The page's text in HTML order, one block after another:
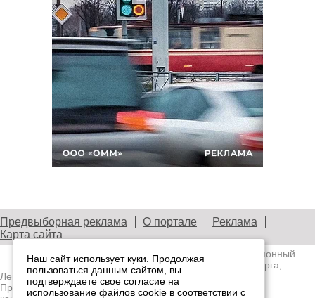
Предвыборная реклама О портале
Реклама
Карта сайта
Лениздат.Ру
— информационный
портал медиасообщества Санкт-Петербурга,
Ленобласти и Северо-Западного региона.
Правила использования содержания сайта.
Наш сайт использует куки. Продолжая
пользоваться данным сайтом, вы
подтверждаете свое согласие на
использование файлов cookie в соответствии с